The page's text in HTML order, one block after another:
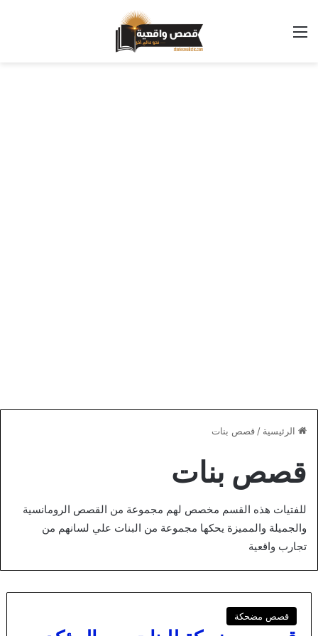
القائمة
الرئيسية / قصص بنات
قصص بنات
للفتيات هذه القسم مخصص لهم مجموعة من القصص الرومانسية
والجميلة والمميزة يحكها مجموعة من البنات علي لسانهم من
تجارب واقعية
قصص مضحكة